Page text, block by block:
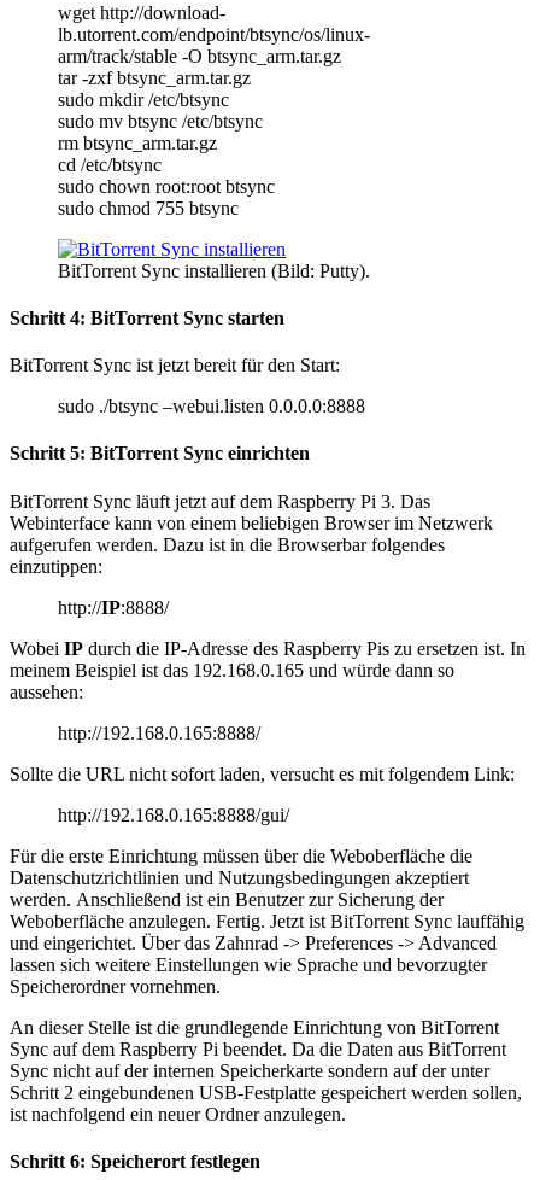
wget http://download-
lb.utorrent.com/endpoint/btsync/os/linux-
arm/track/stable -O btsync_arm.tar.gz
tar -zxf btsync_arm.tar.gz
sudo mkdir /etc/btsync
sudo mv btsync /etc/btsync
rm btsync_arm.tar.gz
cd /etc/btsync
sudo chown root:root btsync
sudo chmod 755 btsync
BitTorrent Sync installieren (Bild: Putty).
Schritt 4: BitTorrent Sync starten
BitTorrent Sync ist jetzt bereit für den Start:
sudo ./btsync –webui.listen 0.0.0.0:8888
Schritt 5: BitTorrent Sync einrichten
BitTorrent Sync läuft jetzt auf dem Raspberry Pi 3. Das
Webinterface kann von einem beliebigen Browser im Netzwerk
aufgerufen werden. Dazu ist in die Browserbar folgendes
einzutippen:
http://IP:8888/
Wobei IP durch die IP-Adresse des Raspberry Pis zu ersetzen ist. In
meinem Beispiel ist das 192.168.0.165 und würde dann so
aussehen:
http://192.168.0.165:8888/
Sollte die URL nicht sofort laden, versucht es mit folgendem Link:
http://192.168.0.165:8888/gui/
Für die erste Einrichtung müssen über die Weboberfläche die
Datenschutzrichtlinien und Nutzungsbedingungen akzeptiert
werden. Anschließend ist ein Benutzer zur Sicherung der
Weboberfläche anzulegen. Fertig. Jetzt ist BitTorrent Sync lauffähig
und eingerichtet. Über das Zahnrad -> Preferences -> Advanced
lassen sich weitere Einstellungen wie Sprache und bevorzugter
Speicherordner vornehmen.
An dieser Stelle ist die grundlegende Einrichtung von BitTorrent
Sync auf dem Raspberry Pi beendet. Da die Daten aus BitTorrent
Sync nicht auf der internen Speicherkarte sondern auf der unter
Schritt 2 eingebundenen USB-Festplatte gespeichert werden sollen,
ist nachfolgend ein neuer Ordner anzulegen.
Schritt 6: Speicherort festlegen